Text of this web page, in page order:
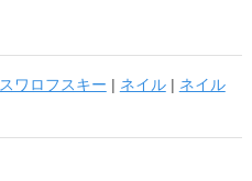
スワロフスキー | ネイル| ネイル